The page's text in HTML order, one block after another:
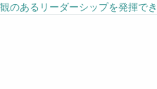
のあるリーダーシップを発揮でき